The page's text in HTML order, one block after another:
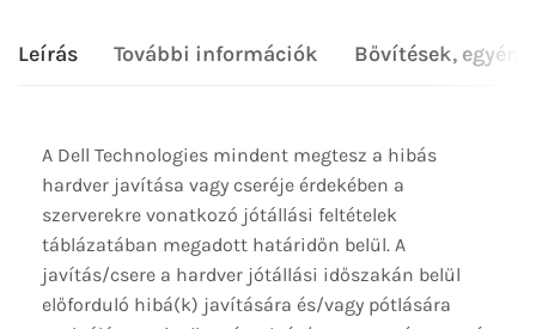
Leírás További információk Bővítések,
A Dell Technologies mindent megtesz a hibás
hardver javítása vagy cseréje érdekében a
szerverekre vonatkozó jótállási feltételek
táblázatában megadott határidőn belül. A
javítás/csere a hardver jótállási időszakán belül
előforduló hibá(k) javítására és/vagy pótlására